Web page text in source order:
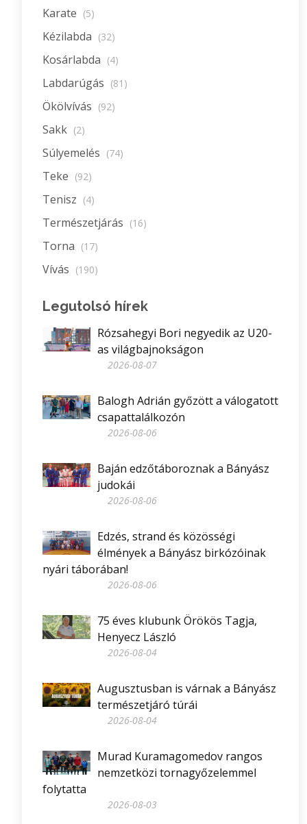
Karate (5)
Kézilabda (32)
Kosárlabda (4)
Labdarúgás (81)
Ökölvívás (92)
Sakk (2)
Súlyemelés (74)
Teke (92)
Tenisz (4)
Természetjárás (16)
Torna (17)
Vívás (190)
Legutolsó hírek
Rózsahegyi Bori negyedik az U20-
as világbajnokságon
2026-08-07
Balogh Adrián győzött a válogatott
csapattalálkozón
2026-08-06
Baján edzőtáboroznak a Bányász
judokái
2026-08-06
Edzés, strand és közösségi
élmények a Bányász birkózóinak
nyári táborában!
2026-08-06
75 éves klubunk Örökös Tagja,
Henyecz László
2026-08-04
Augusztusban is várnak a Bányász
természetjáró túrái
2026-08-04
Murad Kuramagomedov rangos
nemzetközi tornagyőzelemmel
folytatta
2026-08-03